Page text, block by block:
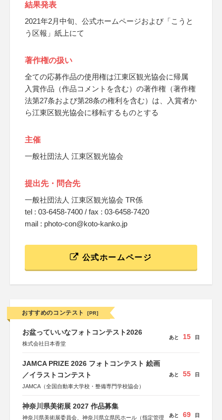
結果発表
2021年2月中旬、公式ホームページおよび「こうと
う区報」紙上にて
著作権の扱い
全ての応募作品の使用権は江東区観光協会に帰属
入賞作品（作品コメントを含む）の著作権（著作権
法第27条および第28条の権利を含む）は、入賞者か
ら江東区観光協会に移転するものとする
主催
一般社団法人 江東区観光協会
提出先・問合先
一般社団法人 江東区観光協会 TR係
tel : 03-6458-7400 / fax : 03-6458-7420
mail : photo-con@koto-kanko.jp
公式ホームページ
おすすめのコンテスト [PR]
お盆っていいなフォトコンテスト2026
株式会社日本香堂
あと 15 日
JAMCA PRIZE 2026 フォトコンテスト 絵画
／イラストコンテスト
JAMCA（全国自動車大学校・整備専門学校協会）
あと 55 日
神奈川県美術展 2027 作品募集
神奈川県美術展委員会、神奈川県立県民ホール（指定管理 あと 69 日